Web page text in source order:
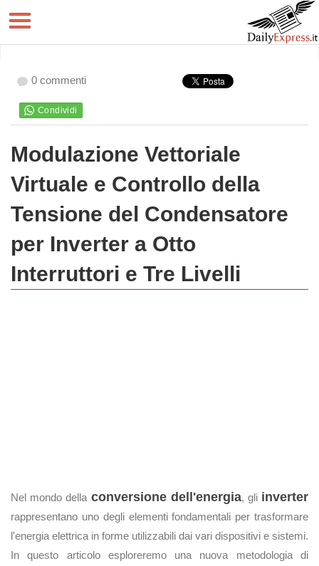
0 commenti
Modulazione Vettoriale
Virtuale e Controllo della
Tensione del Condensatore
per Inverter a Otto
Interruttori e Tre Livelli
Nel mondo della conversione dell'energia, gli inverter
rappresentano uno degli elementi fondamentali per trasformare
l'energia elettrica in forme utilizzabili dai vari dispositivi e sistemi.
In questo articolo esploreremo una nuova metodologia di